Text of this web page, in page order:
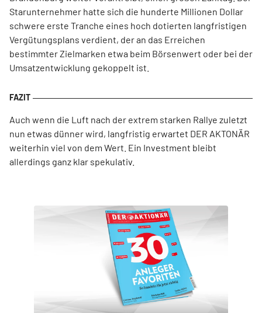
Starunternehmer hatte sich die hunderte Millionen Dollar
schwere erste Tranche eines hoch dotierten langfristigen
Vergütungsplans verdient, der an das Erreichen
bestimmter Zielmarken etwa beim Börsenwert oder bei der
Umsatzentwicklung gekoppelt ist.
Auch wenn die Luft nach der extrem starken Rallye zuletzt
nun etwas dünner wird, langfristig erwartet DER AKTONÄR
weiterhin viel von dem Wert. Ein Investment bleibt
allerdings ganz klar spekulativ.